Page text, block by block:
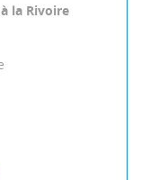
la Rivoire